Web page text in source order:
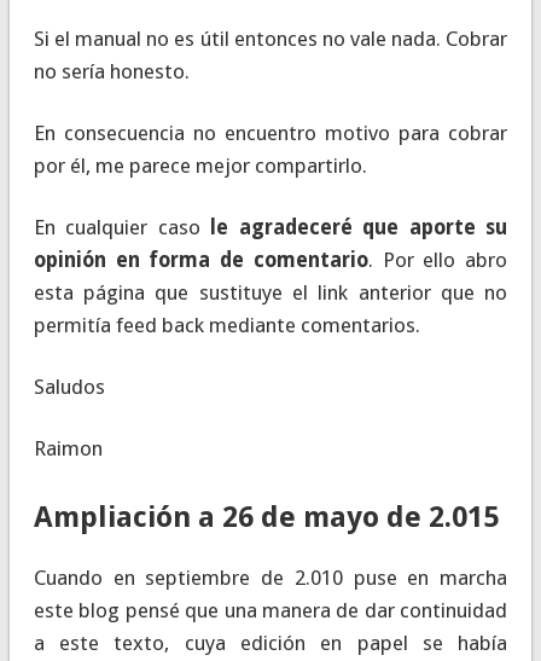
Si el manual no es útil entonces no vale nada. Cobrar
no sería honesto.
En consecuencia no encuentro motivo para cobrar
por él, me parece mejor compartirlo.
En cualquier caso
le agradeceré que aporte su
opinión en forma de comentario. Por ello abro
esta página que sustituye el link anterior que no
permitía feed back mediante comentarios.
Saludos
Raimon
Ampliación a 26 de mayo de 2.015
Cuando en septiembre de 2.010 puse en marcha
este blog pensé que una manera de dar continuidad
a este texto, cuya edición en papel se había